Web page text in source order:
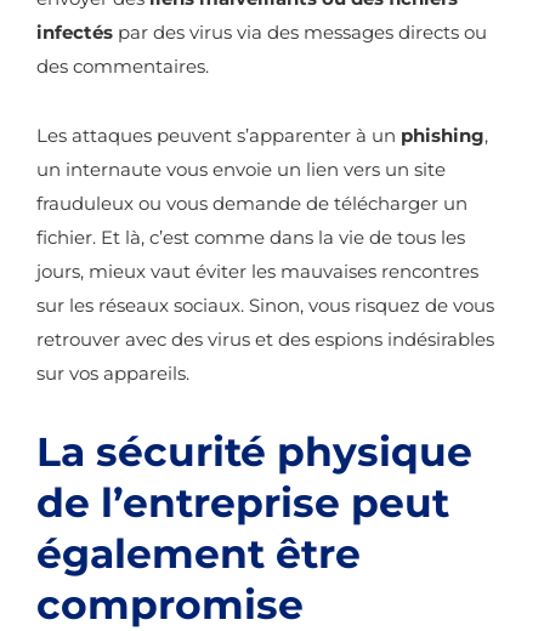
infectés par des virus via des messages directs ou
des commentaires.
Les attaques peuvent s’apparenter à un phishing,
un internaute vous envoie un lien vers un site
frauduleux ou vous demande de télécharger un
fichier. Et là, c’est comme dans la vie de tous les
jours, mieux vaut éviter les mauvaises rencontres
sur les réseaux sociaux. Sinon, vous risquez de vous
retrouver avec des virus et des espions indésirables
sur vos appareils.
La sécurité physique
de l’entreprise peut
également être
compromise